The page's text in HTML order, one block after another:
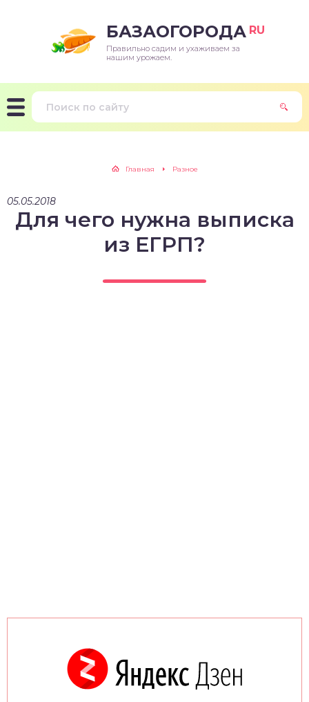
БАЗАОГОРОДА RU
Правильно садим и ухаживаем за
нашим урожаем.
Главная Разное
05.05.2018
Для чего нужна выписка
из ЕГРП?